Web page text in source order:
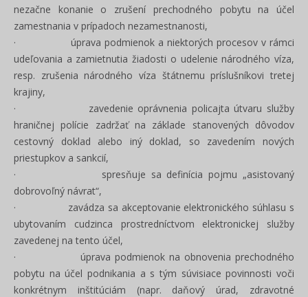
nezačne konanie o zrušení prechodného pobytu na účel
zamestnania v prípadoch nezamestnanosti,
· úprava podmienok a niektorých procesov v rámci
udeľovania a zamietnutia žiadosti o udelenie národného víza,
resp. zrušenia národného víza štátnemu príslušníkovi tretej
krajiny,
· zavedenie oprávnenia policajta útvaru služby
hraničnej polície zadržať na základe stanovených dôvodov
cestovný doklad alebo iný doklad, so zavedením nových
priestupkov a sankcií,
· spresňuje sa definícia pojmu „asistovaný
dobrovoľný návrat“,
· zavádza sa akceptovanie elektronického súhlasu s
ubytovaním cudzinca prostredníctvom elektronickej služby
zavedenej na tento účel,
· úprava podmienok na obnovenia prechodného
pobytu na účel podnikania a s tým súvisiace povinnosti voči
konkrétnym inštitúciám (napr. daňový úrad, zdravotné